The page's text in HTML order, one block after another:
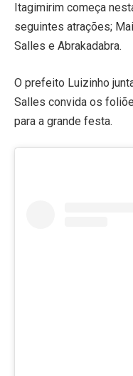
Itagimirim começa
seguintes atrações;
Salles e Abrakadabra.
O prefeito Luizinho
Salles convida os
para a grande festa.